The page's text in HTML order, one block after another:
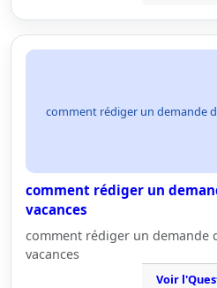
comment rédiger un demande
comment rédiger un
vacances
comment rédiger un demande
vacances
Voir